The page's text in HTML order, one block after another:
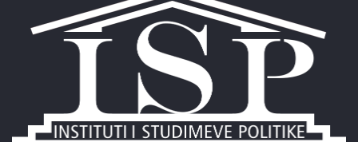
ndërkombëtare gjeneron një proces më efektiv të
konsultimit publik;
Kuvendi mund dhe duhet të sigurojë që gjuha
juridike apo teknike të mos shërbejë si
pengesë për qytetarët
që kërkojnë qasje në
informacionin parlamentar dhe veçanërisht në
vendimmarrje. Pavarësisht domosdoshmërisë së